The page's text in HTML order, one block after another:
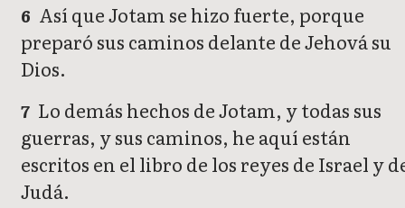
6 Así que Jotam se hizo fuerte, porque
preparó sus caminos delante de Jehová su
Dios.
7 Lo demás hechos de Jotam, y todas sus
guerras, y sus caminos, he aquí están
escritos en el libro de los reyes de Israel y
Judá.